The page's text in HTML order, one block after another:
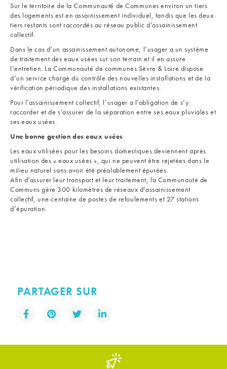
Sur le territoire de la Communauté de Communes environ un tiers
des logements est en assainissement individuel, tandis que les deux
tiers restants sont raccordés au réseau public d’assainissement
collectif.
Dans le cas d’un assainissement autonome, l’usager a un système
de traitement des eaux usées sur son terrain et il en assure
l’entretien. La Communauté de communes Sèvre & Loire dispose
d’un service chargé du contrôle des nouvelles installations et de la
vérification périodique des installations existantes.
Pour l’assainissement collectif, l’usager a l’obligation de s’y
raccorder et de s’assurer de la séparation entre ses eaux pluviales et
ses eaux usées.
Une bonne gestion des eaux usées
Les eaux utilisées pour les besoins domestiques deviennent après
utilisation des « eaux usées », qui ne peuvent être rejetées dans le
milieu naturel sans avoir été préalablement épurées.
Afin d’assurer leur transport et leur traitement, la Communauté de
Communs gère 300 kilomètres de réseaux d’assainissement
collectif, une centaine de postes de refoulements et 27 stations
d’épuration.
PARTAGER SUR